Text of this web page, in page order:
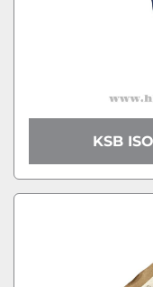
KSB